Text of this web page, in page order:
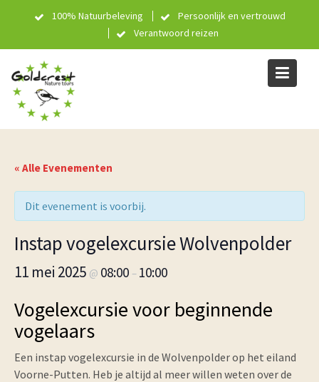
100% Natuurbeleving
Persoonlijk en vertrouwd
Verantwoord reizen
« Alle Evenementen
Dit evenement is voorbij.
Instap vogelexcursie Wolvenpolder
11 mei 2025 @ 08:00 – 10:00
Vogelexcursie voor beginnende
vogelaars
Een instap vogelexcursie in de Wolvenpolder op het eiland
Voorne-Putten. Heb je altijd al meer willen weten over de